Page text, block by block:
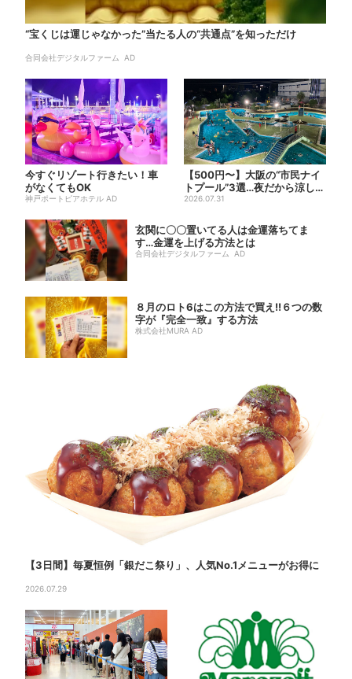
“宝くじは運じゃなかった”当たる人の“共通点”を知っただけ
合同会社デジタルファーム AD
今すぐリゾート行きたい！車
がなくてもOK
神戸ポートピアホテル AD
【500円〜】大阪の“市民ナイ
トプール”3選…夜だから涼しい
＆コスパ最強
2026.07.31
玄関に〇〇置いてる人は金運落ちてま
す…金運を上げる方法とは
合同会社デジタルファーム AD
８月のロト6はこの方法で買え!!６つの数
字が『完全一致』する方法
株式会社MURA AD
【3日間】毎夏恒例「銀だこ祭り」、人気No.1メニューがお得に
2026.07.29